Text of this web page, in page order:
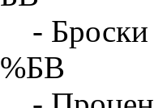
-
%БВ